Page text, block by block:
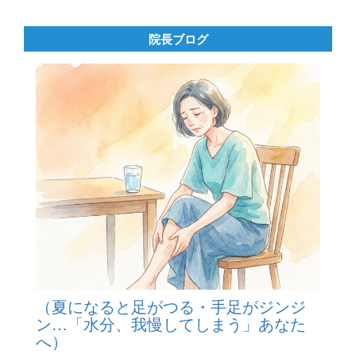
院長ブログ
（夏になると足がつる・手足がジンジ
ン…「水分、我慢してしまう」あなた
へ）